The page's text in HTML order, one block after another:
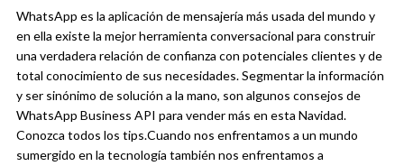
WhatsApp es la aplicación de mensajería más usada del mundo y
en ella existe la mejor herramienta conversacional para construir
una verdadera relación de confianza con potenciales clientes y de
total conocimiento de sus necesidades. Segmentar la información
y ser sinónimo de solución a la mano, son algunos consejos de
WhatsApp Business API para vender más en esta Navidad.
Conozca todos los tips.Cuando nos enfrentamos a un mundo
sumergido en la tecnología también nos enfrentamos a